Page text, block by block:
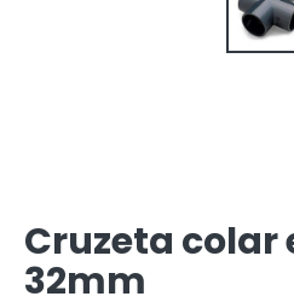
Cruzeta colar
32mm